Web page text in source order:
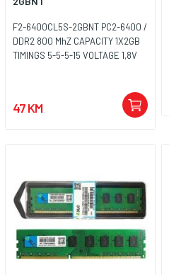
F2-6400CL5S-2GBNT PC2-6400 /
DDR2 800 MhZ CAPACITY 1X2GB
TIMINGS 5-5-5-15 VOLTAGE 1,8V
47 KM